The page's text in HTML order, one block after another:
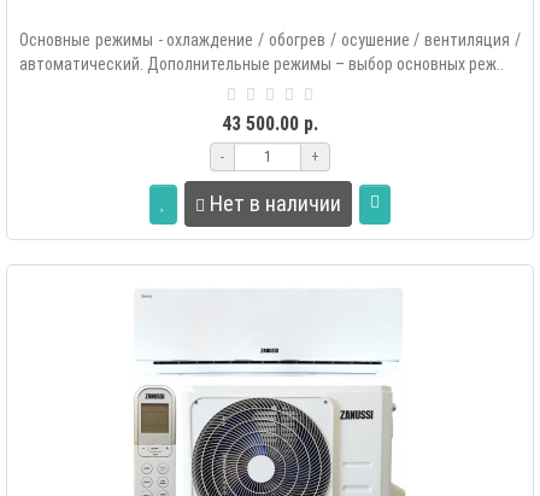
Основные режимы - охлаждение / обогрев / осушение / вентиляция /
автоматический. Дополнительные режимы – выбор основных реж..
43 500.00 р.
- +
Нет в наличии